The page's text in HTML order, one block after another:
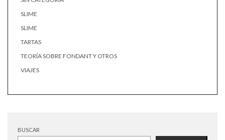
SLIME
SLIME
TARTAS
TEORÍA SOBRE FONDANT Y OTROS
VIAJES
BUSCAR